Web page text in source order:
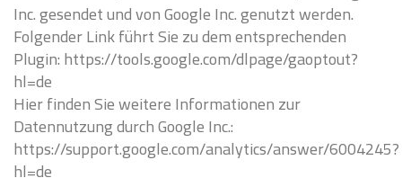
Inc. gesendet und von Google Inc. genutzt werden.
Folgender Link führt Sie zu dem entsprechenden
Plugin: https://tools.google.com/dlpage/gaoptout?
hl=de
Hier finden Sie weitere Informationen zur
Datennutzung durch Google Inc.:
https://support.google.com/analytics/answer/6004245?
hl=de